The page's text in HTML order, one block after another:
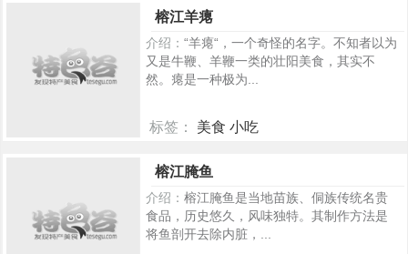
榕江羊瘪
介绍： “羊瘪“，一个奇怪的名字。不知者以为
又是牛鞭、羊鞭一类的壮阳美食，其实不
然。瘪是一种极为...
标签： 美食 小吃
榕江腌鱼
介绍： 榕江腌鱼是当地苗族、侗族传统名贵
食品，历史悠久，风味独特。其制作方法是
将鱼剖开去除内脏，...